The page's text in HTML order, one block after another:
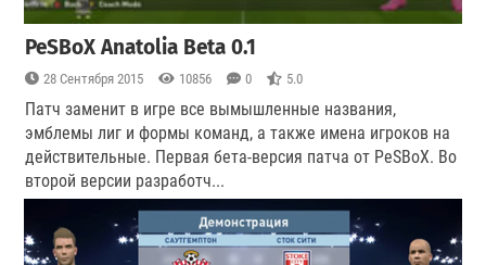
PeSBoX Anatolia Beta 0.1
28 Сентября 2015 10856 0 5.0
Патч заменит в игре все вымышленные названия,
эмблемы лиг и формы команд, а также имена игроков на
действительные. Первая бета-версия патча от PeSBoX. Во
второй версии разработч...